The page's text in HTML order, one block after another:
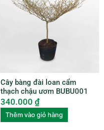
Cây bàng đài loan cẩm
thạch chậu ươm BUBU001
340.000 ₫
Thêm vào giỏ hàng